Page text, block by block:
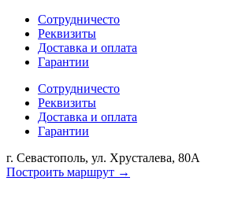
Сотрудничесто
Реквизиты
Доставка и оплата
Гарантии
Сотрудничесто
Реквизиты
Доставка и оплата
Гарантии
г. Севастополь, ул. Хрусталева, 80А
Построить маршрут →